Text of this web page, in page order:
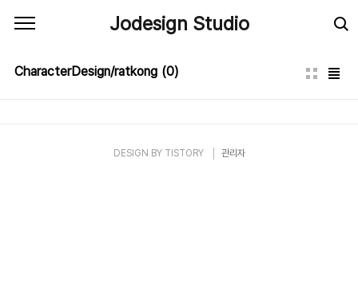
Jodesign Studio
CharacterDesign/ratkong (0)
DESIGN BY TISTORY 관리자